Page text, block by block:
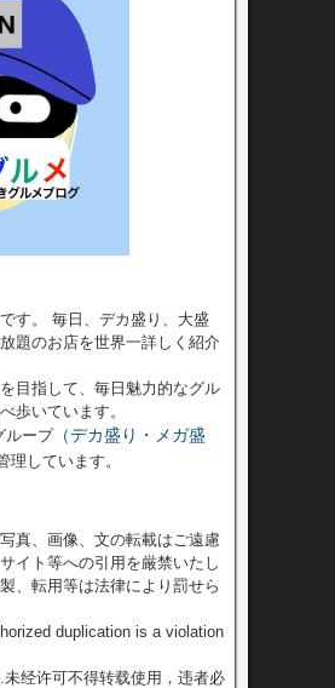
す。 毎日、デカ盛り、大盛
題のお店を世界一詳しく紹介
目指して、毎日魅力的なグル
歩いています。
ループ（デカ盛り・メガ盛
理しています。
真、画像、文の転載はご遠慮
イト等への引用を厳禁いたし
、転用等は法律により罰せら
duplication is a violation
经许可不得转载使用，违者必